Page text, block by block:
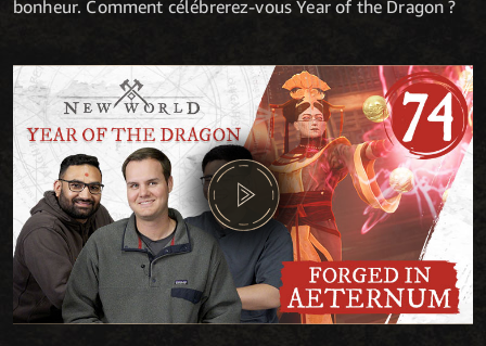
bonheur. Comment célébrerez-vous Year of the Dragon ?